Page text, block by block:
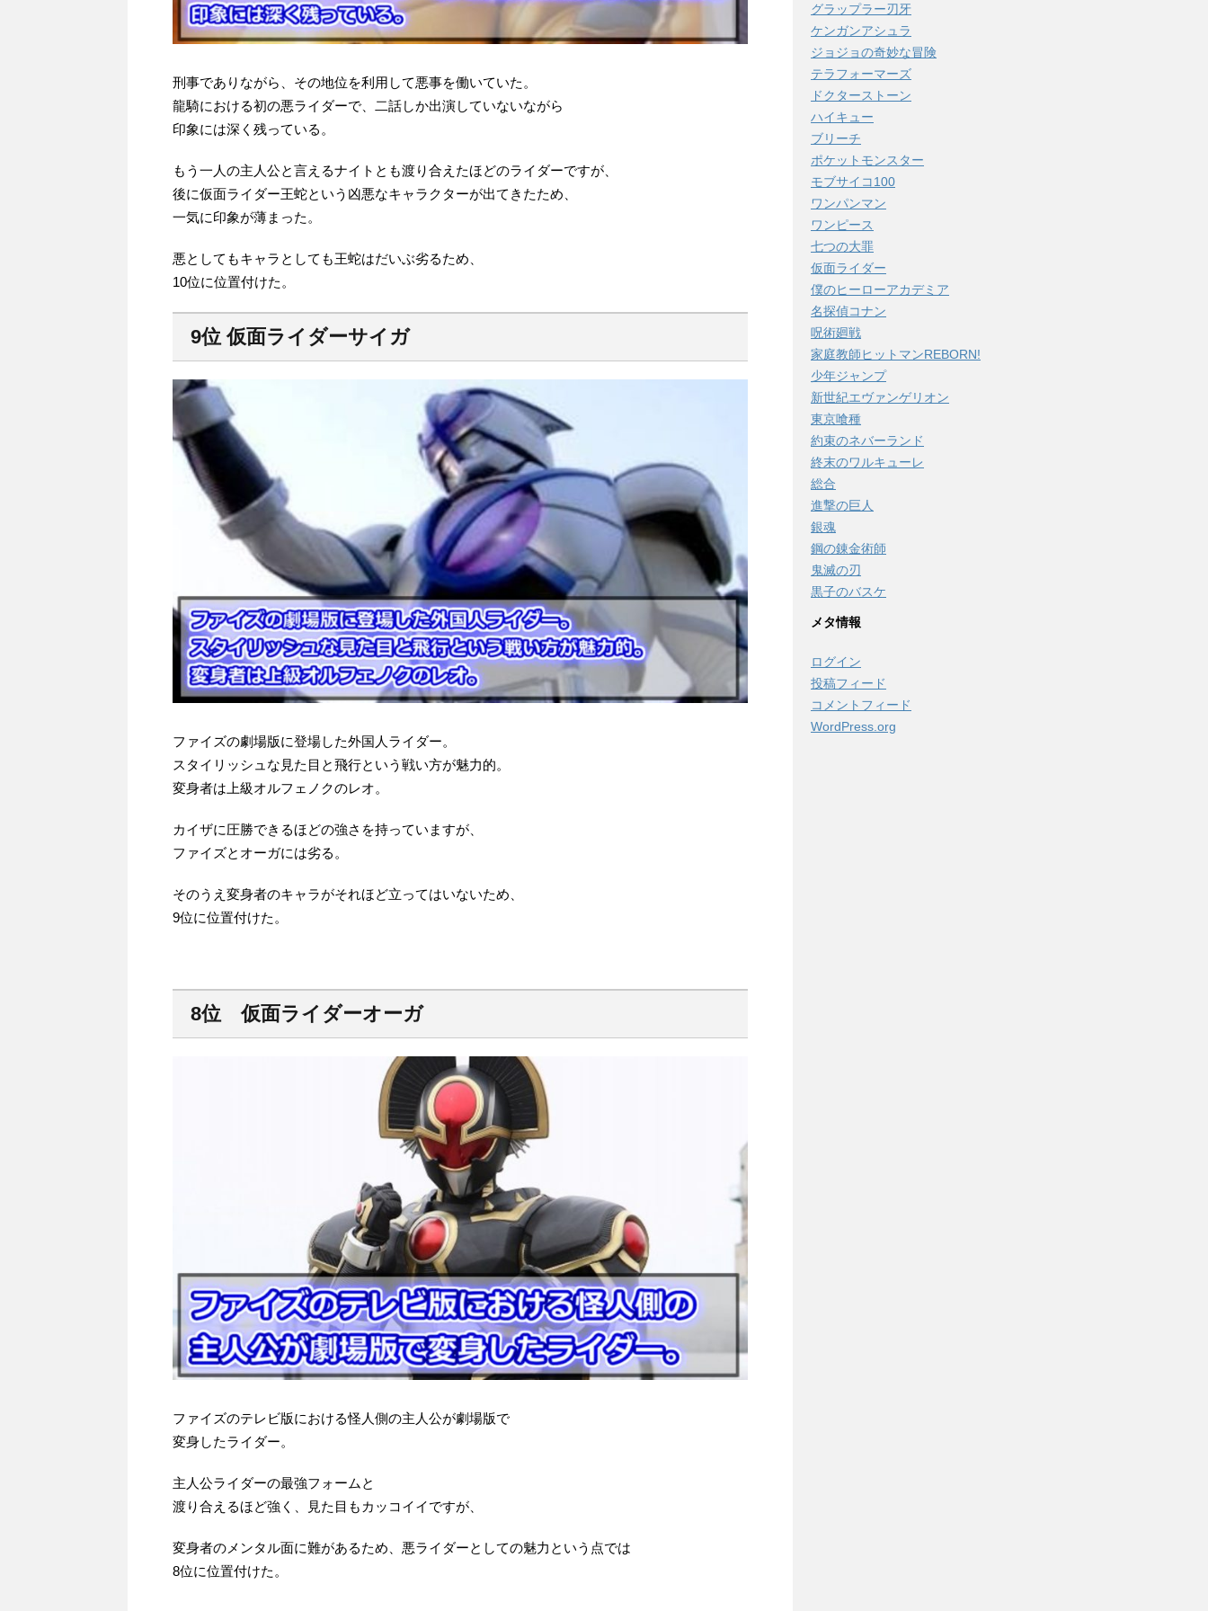
刑事でありながら、その地位を利用して悪事を働いていた。
龍騎における初の悪ライダーで、二話しか出演していないながら
印象には深く残っている。
もう一人の主人公と言えるナイトとも渡り合えたほどのライダーですが、
後に仮面ライダー王蛇という凶悪なキャラクターが出てきたため、
一気に印象が薄まった。
悪としてもキャラとしても王蛇はだいぶ劣るため、
10位に位置付けた。
9位 仮面ライダーサイガ
ファイズの劇場版に登場した外国人ライダー。
スタイリッシュな見た目と飛行という戦い方が魅力的。
変身者は上級オルフェノクのレオ。
カイザに圧勝できるほどの強さを持っていますが、
ファイズとオーガには劣る。
そのうえ変身者のキャラがそれほど立ってはいないため、
9位に位置付けた。
8位 仮面ライダーオーガ
ファイズのテレビ版における怪人側の主人公が劇場版で
変身したライダー。
主人公ライダーの最強フォームと
渡り合えるほど強く、見た目もカッコイイですが、
変身者のメンタル面に難があるため、悪ライダーとしての魅力という点では
8位に位置付けた。
グラップラー刃牙
ケンガンアシュラ
ジョジョの奇妙な冒険
テラフォーマーズ
ドクターストーン
ハイキュー
ブリーチ
ポケットモンスター
モブサイコ100
ワンパンマン
ワンピース
七つの大罪
仮面ライダー
僕のヒーローアカデミア
名探偵コナン
呪術廻戦
家庭教師ヒットマンREBORN!
少年ジャンプ
新世紀エヴァンゲリオン
東京喰種
約束のネバーランド
終末のワルキューレ
総合
進撃の巨人
銀魂
鋼の錬金術師
鬼滅の刃
黒子のバスケ
メタ情報
ログイン
投稿フィード
コメントフィード
WordPress.org